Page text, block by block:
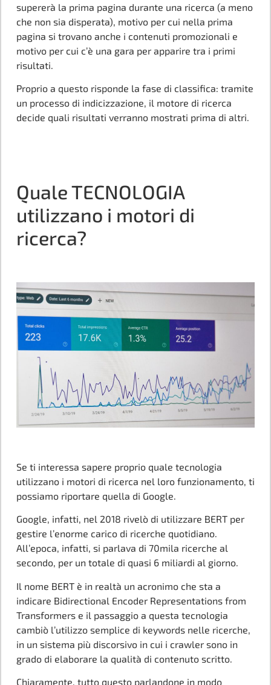
supererà la prima pagina durante una ricerca (a meno
che non sia disperata), motivo per cui nella prima
pagina si trovano anche i contenuti promozionali e
motivo per cui c’è una gara per apparire tra i primi
risultati.
Proprio a questo risponde la fase di classifica: tramite
un processo di indicizzazione, il motore di ricerca
decide quali risultati verranno mostrati prima di altri.
Quale TECNOLOGIA
utilizzano i motori di
ricerca?
Se ti interessa sapere proprio quale tecnologia
utilizzano i motori di ricerca nel loro funzionamento, ti
possiamo riportare quella di Google.
Google, infatti, nel 2018 rivelò di utilizzare BERT per
gestire l’enorme carico di ricerche quotidiano.
All’epoca, infatti, si parlava di 70mila ricerche al
secondo, per un totale di quasi 6 miliardi al giorno.
Il nome BERT è in realtà un acronimo che sta a
indicare Bidirectional Encoder Representations from
Transformers e il passaggio a questa tecnologia
cambiò l’utilizzo semplice di keywords nelle ricerche,
in un sistema più discorsivo in cui i crawler sono in
grado di elaborare la qualità di contenuto scritto.
Chiaramente, tutto questo parlandone in modo